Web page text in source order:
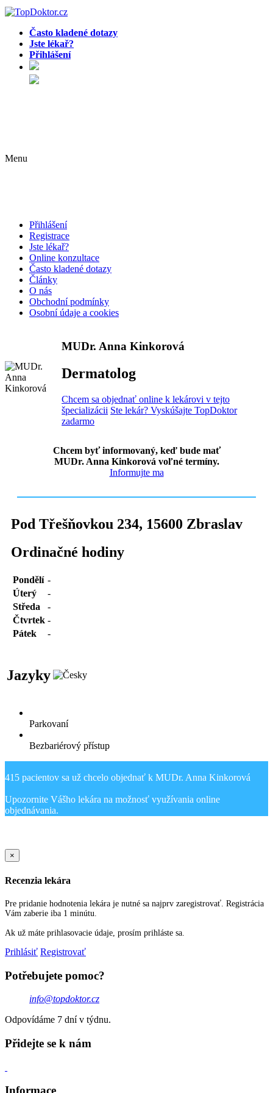
Často kladené dotazy
Jste lékař?
Přihlášení
Menu
Přihlášení
Registrace
Jste lékař?
Online konzultace
Často kladené dotazy
Články
O nás
Obchodní podmínky
Osobní údaje a cookies
MUDr. Anna Kinkorová
Dermatolog
Chcem sa objednať online k lekárovi v tejto
špecializácii Ste lekár? Vyskúšajte TopDoktor
zadarmo
Chcem byť informovaný, keď bude mať
MUDr. Anna Kinkorová voľné termíny.
Informujte ma
Pod Třešňovkou 234, 15600 Zbraslav
Ordinačné hodiny
Pondělí -
Úterý
-
Středa
-
Čtvrtek -
Pátek
-
Jazyky
Parkovaní
Bezbariérový přístup
415 pacientov sa už chcelo objednať k MUDr. Anna Kinkorová
Upozornite Vášho lekára na možnosť využívania online
×
Recenzia lekára
Pre pridanie hodnotenia lekára je nutné sa najprv zaregistrovať. Registrácia
Vám zaberie iba 1 minútu.
Ak už máte prihlasovacie údaje, prosím prihláste sa.
Prihlásiť Registrovať
Potřebujete pomoc?
info@topdoktor.cz
Odpovídáme 7 dní v týdnu.
Přidejte se k nám